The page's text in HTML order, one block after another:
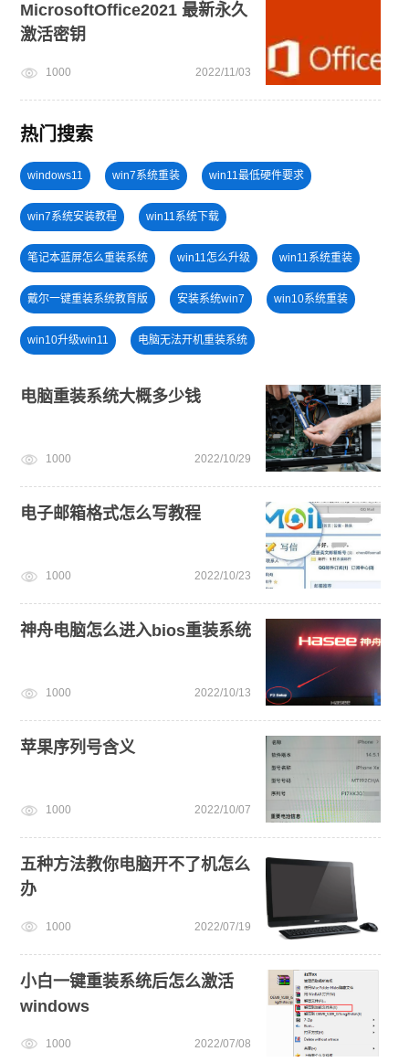
MicrosoftOffice2021 最新永久
激活密钥
1000 2022/11/03
热门搜索
windows11 win7系统重装 win11最低硬件要求
win7系统安装教程 win11系统下载
笔记本蓝屏怎么重装系统 win11怎么升级 win11系统重装
戴尔一键重装系统教育版 安装系统win7 win10系统重装
win10升级win11 电脑无法开机重装系统
小白一键重装系统win10教程 新手如何重装电脑系统win7
电脑重装系统大概多少钱
1000 2022/10/29
电子邮箱格式怎么写教程
1000 2022/10/23
神舟电脑怎么进入bios重装系统
1000 2022/10/13
苹果序列号含义
1000 2022/10/07
五种方法教你电脑开不了机怎么
办
1000 2022/07/19
小白一键重装系统后怎么激活
windows
1000 2022/07/08